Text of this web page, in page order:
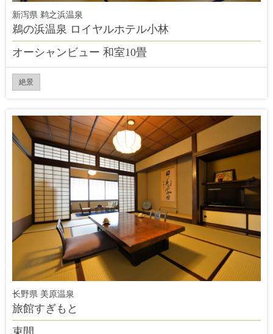
新泻県 鹈之浜温泉
鵜の浜温泉 ロイヤルホテル小林
オーシャンビュー 和室10畳
絶景
长野県 美原温泉
旅館すぎもと
束間